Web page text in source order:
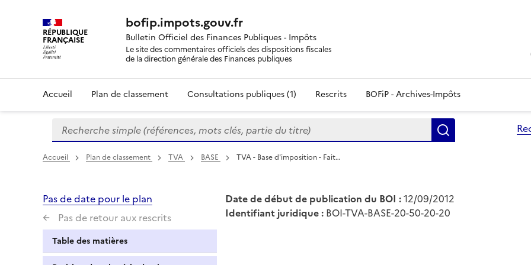
RÉPUBLIQUE
FRANÇAISE
bofip.impots.gouv.fr
Bulletin Officiel des Finances Publiques - Impôts
Le site des commentaires officiels des dispositions fiscales
de la direction générale des Finances publiques
Accueil Plan de classement Consultations publiques (1) Rescrits BOFiP - Archives-Impôts
Formulaire
de
recherche
Recherche simple (références, mots clés, partie du titre)
Accueil Plan de classement TVA BASE TVA - Base d'imposition - Fait…
Pas de date pour le plan
Pas de retour aux rescrits
Table des matières
Date de début de publication du BOI :12/09/2012
Identifiant juridique : BOI-TVA-BASE-20-50-20-20